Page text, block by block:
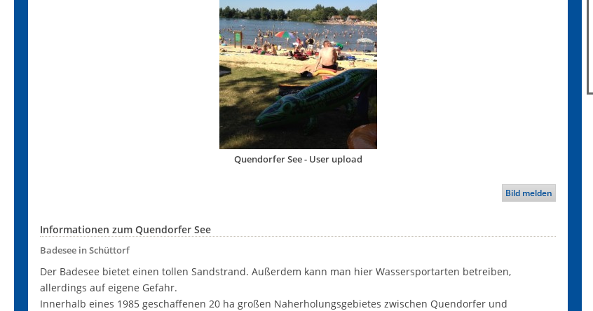
Quendorfer See - User upload
Bild melden
Informationen zum Quendorfer See
Badesee in Schüttorf
Der Badesee bietet einen tollen Sandstrand. Außerdem kann man hier Wassersportarten betreiben,
allerdings auf eigene Gefahr.
Innerhalb eines 1985 geschaffenen 20 ha großen Naherholungsgebietes zwischen Quendorfer und